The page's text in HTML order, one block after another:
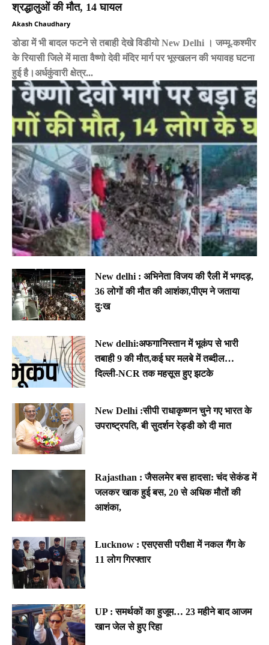
श्रद्धालुओं की मौत, 14 घायल
Akash Chaudhary
डोडा में भी बादल फटने से तबाही देखे विडीयो New Delhi । जम्मू-कश्मीर
के रियासी जिले में माता वैष्णो देवी मंदिर मार्ग पर भूस्खलन की भयावह घटना
हुई है।अर्धकुंवारी क्षेत्र...
New delhi : अभिनेता विजय की रैली में भगदड़,
36 लोगों की मौत की आशंका,पीएम ने जताया
दुःख
New delhi:अफगानिस्तान में भूकंप से भारी
तबाही 9 की मौत,कई घर मलबे में तब्दील…
दिल्ली-NCR तक महसूस हुए झटके
New Delhi :सीपी राधाकृष्णन चुने गए भारत के
उपराष्ट्रपति, बी सुदर्शन रेड्डी को दी मात
Rajasthan : जैसलमेर बस हादसा: चंद सेकंड में
जलकर खाक हुई बस, 20 से अधिक मौतों की
आशंका,
Lucknow : एसएससी परीक्षा में नकल गैंग के
11 लोग गिरफ्तार
UP : समर्थकों का हुजूम… 23 महीने बाद आजम
खान जेल से हुए रिहा